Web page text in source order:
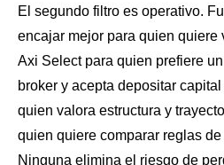
El segundo filtro es operativo.
encajar mejor para quien quiere
Axi Select para quien prefiere
broker y acepta depositar
quien valora estructura y
quien quiere comparar reglas
Ninguna elimina el riesgo de